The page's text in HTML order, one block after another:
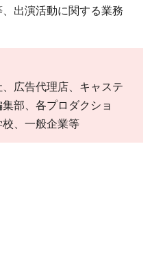
出演活動に関する業務
広告代理店、キャステ
部、各プロダクショ
、一般企業等